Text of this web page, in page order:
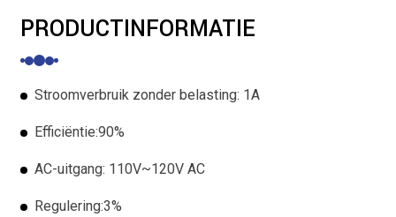
PRODUCTINFORMATIE
Stroomverbruik zonder belasting: 1A
Efficiëntie:90%
AC-uitgang: 110V~120V AC
Regulering:3%